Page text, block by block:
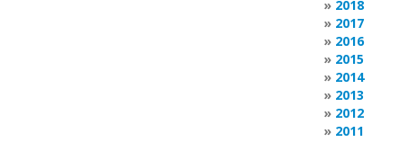
2018
2017
2016
2015
2014
2013
2012
2011